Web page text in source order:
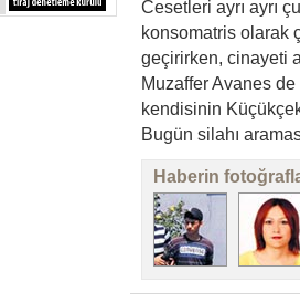
Cesetleri ayrı ayrı
konsomatris olarak
geçirirken, cinayeti
Muzaffer Avanes de
kendisinin
Bugün silahı
Haberin